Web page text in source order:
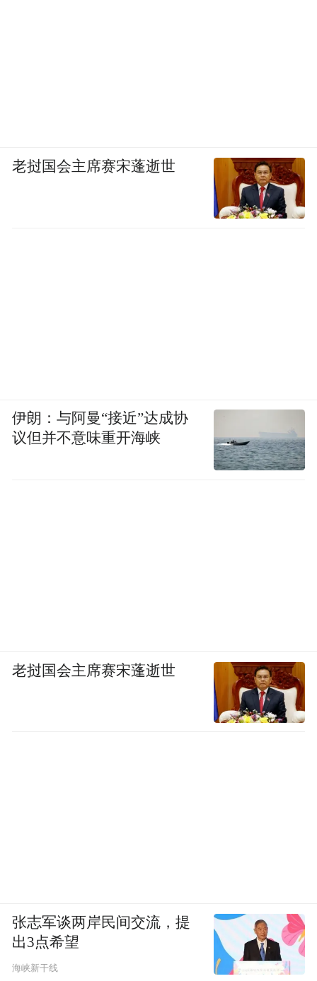
老挝国会主席赛宋蓬逝世
伊朗：与阿曼“接近”达成协
议但并不意味重开海峡
老挝国会主席赛宋蓬逝世
张志军谈两岸民间交流，提
出3点希望
海峡新干线